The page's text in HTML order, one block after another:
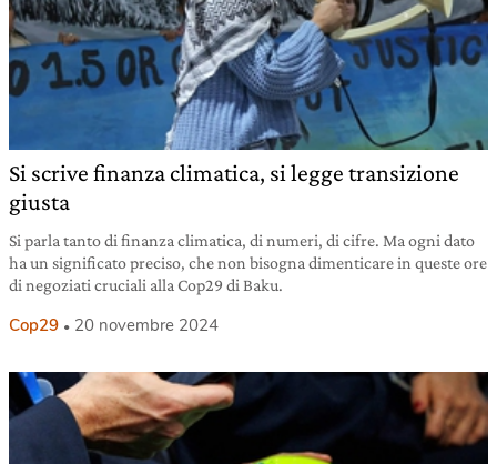
Si scrive finanza climatica, si legge transizione
giusta
Si parla tanto di finanza climatica, di numeri, di cifre. Ma ogni dato
ha un significato preciso, che non bisogna dimenticare in queste ore
di negoziati cruciali alla Cop29 di Baku.
Cop29 20 novembre 2024